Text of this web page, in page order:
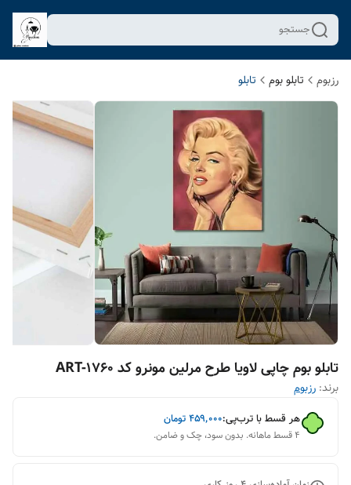
جستجو
رزبوم تابلو بوم تابلو
تابلو بوم چاپی لاویا طرح مرلین مونرو کد ART-1760
برند: رزبوم
هر قسط با ترب‌پی:۴۵۹٬۰۰۰تومان
۴ قسط ماهانه. بدون سود، چک و ضامن.